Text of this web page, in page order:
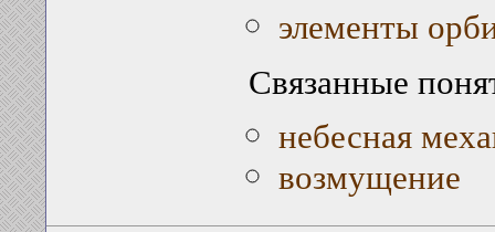
элементы
Связанные
небесная
возмущение